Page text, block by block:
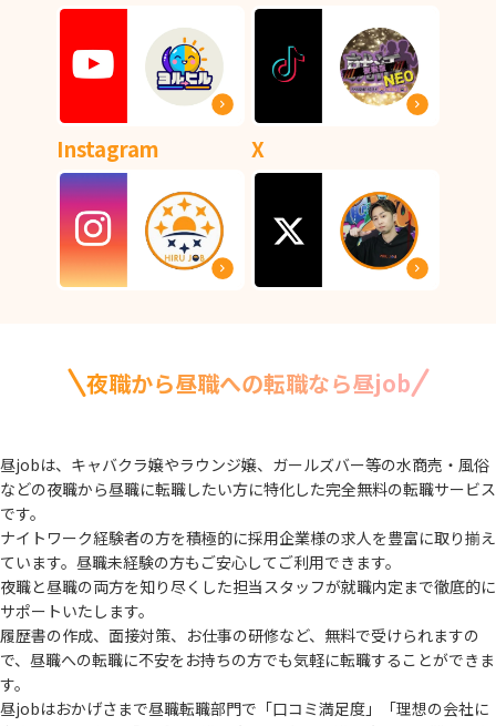
Instagram X
夜職から昼職への転職なら昼job
昼jobは、キャバクラ嬢やラウンジ嬢、ガールズバー等の水商売・風俗
などの夜職から昼職に転職したい方に特化した完全無料の転職サービス
です。
ナイトワーク経験者の方を積極的に採用企業様の求人を豊富に取り揃え
ています。 昼職未経験の方もご安心してご利用できます。
夜職と昼職の両方を知り尽くした担当スタッフが就職内定まで徹底的に
サポートいたします。
履歴書の作成、面接対策、お仕事の研修など、無料で受けられますの
で、 昼職への転職に不安をお持ちの方でも気軽に転職することができま
す。
昼jobはおかげさまで昼職転職部門で「口コミ満足度」「理想の会社に